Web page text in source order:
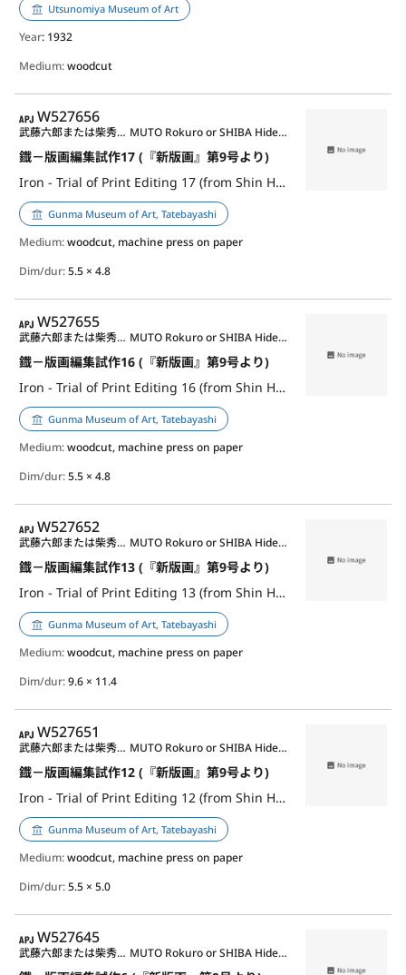
Utsunomiya Museum of Art
Year: 1932
Medium:woodcut
APJ
W527656
鐡－版画編集試作17 (『新版画』第9号より)
Iron - Trial of Print Editing 17 (from Shin Hanga, no.9)
武藤六郎または柴秀夫または児童作品其他 MUTO Rokuro or SHIBA Hideo or anonymous children etc.
Gunma Museum of Art, Tatebayashi
Medium:woodcut, machine press on paper
Dim/dur:5.5 × 4.8
APJ
W527655
鐡－版画編集試作16 (『新版画』第9号より)
Iron - Trial of Print Editing 16 (from Shin Hanga, no.9)
武藤六郎または柴秀夫または児童作品其他 MUTO Rokuro or SHIBA Hideo or anonymous children etc.
Gunma Museum of Art, Tatebayashi
Medium:woodcut, machine press on paper
Dim/dur:5.5 × 4.8
APJ
W527652
鐡－版画編集試作13 (『新版画』第9号より)
Iron - Trial of Print Editing 13 (from Shin Hanga, no.9)
武藤六郎または柴秀夫または児童作品其他 MUTO Rokuro or SHIBA Hideo or anonymous children etc.
Gunma Museum of Art, Tatebayashi
Medium:woodcut, machine press on paper
Dim/dur:9.6 × 11.4
APJ
W527651
鐡－版画編集試作12 (『新版画』第9号より)
Iron - Trial of Print Editing 12 (from Shin Hanga, no.9)
武藤六郎または柴秀夫または児童作品其他 MUTO Rokuro or SHIBA Hideo or anonymous children etc.
Gunma Museum of Art, Tatebayashi
Medium:woodcut, machine press on paper
Dim/dur:5.5 × 5.0
APJ
W527645
武藤六郎または柴秀夫または児童作品其他 MUTO Rokuro or SHIBA Hideo or anonymous children etc.